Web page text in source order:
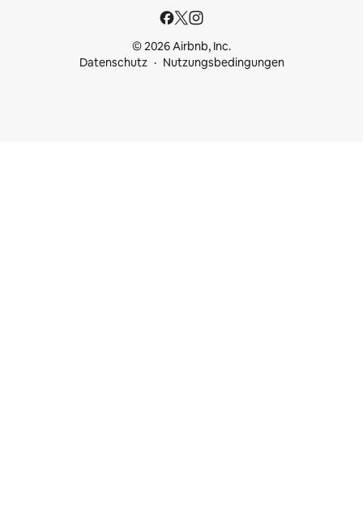
© 2026 Airbnb, Inc.
Datenschutz
Nutzungsbedingungen